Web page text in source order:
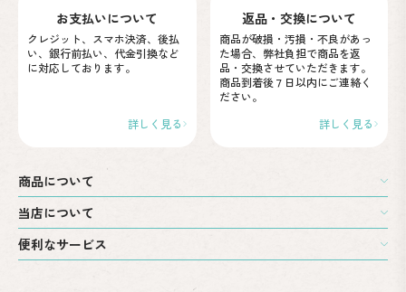
お支払いについて
クレジット、スマホ決済、後払
い、 銀行前払い、代金引換など
に対応しております。
詳しく見る
返品・交換について
商品が破損・汚損・不良があっ
た場合、弊社負担で商品を返
品・交換させていただきます。
商品到着後７日以内にご連絡く
ださい。
詳しく見る
商品について
当店について
便利なサービス